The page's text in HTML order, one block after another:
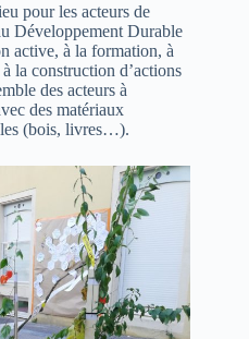
pour les acteurs de
Développement Durable
active, à la formation, à
la construction d’actions
des acteurs à
des matériaux
(bois, livres…).